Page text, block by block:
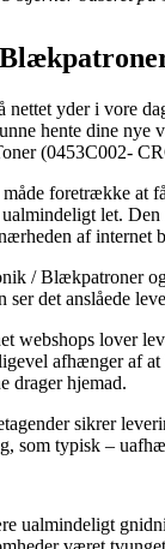
nettet yder i vore
hente dine nye
(0453C002-
foretrække at
let.
af internet
/ Blækpatroner
ser det anslåede
webshops lover
afhænger af at
drager hjemad.
sikrer
som typisk –
ualmindeligt